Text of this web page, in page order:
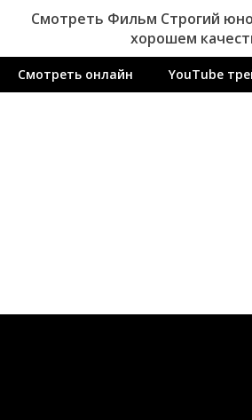
Смотреть Фильм Строгий
хорошем
Смотреть онлайн YouTube